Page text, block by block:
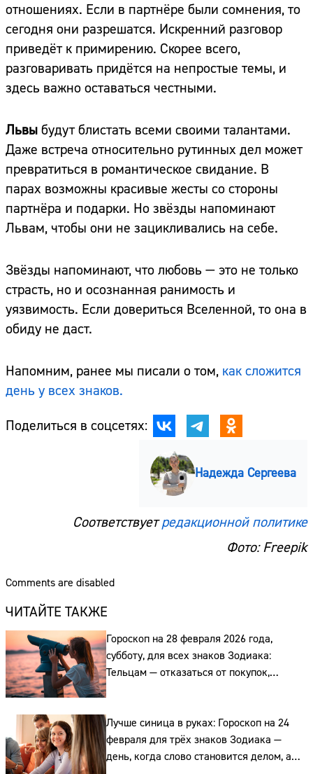
отношениях. Если в партнёре были сомнения, то
сегодня они разрешатся. Искренний разговор
приведёт к примирению. Скорее всего,
разговаривать придётся на непростые темы, и
здесь важно оставаться честными.
Львы будут блистать всеми своими талантами.
Даже встреча относительно рутинных дел может
превратиться в романтическое свидание. В
парах возможны красивые жесты со стороны
партнёра и подарки. Но звёзды напоминают
Львам, чтобы они не зацикливались на себе.
Звёзды напоминают, что любовь — это не только
страсть, но и осознанная ранимость и
уязвимость. Если довериться Вселенной, то она в
обиду не даст.
Напомним, ранее мы писали о том, как сложится
день у всех знаков.
Поделиться в соцсетях:
Надежда Сергеева
Соответствуетредакционной политике
Фото: Freepik
Comments are disabled
ЧИТАЙТЕ ТАКЖЕ
Гороскоп на 28 февраля 2026 года,
субботу, для всех знаков Зодиака:
Тельцам — отказаться от покупок,
Ракам — не рубить с плеча, а Весам —
Лучше синица в руках: Гороскоп на 24
февраля для трёх знаков Зодиака —
день, когда слово становится делом, а